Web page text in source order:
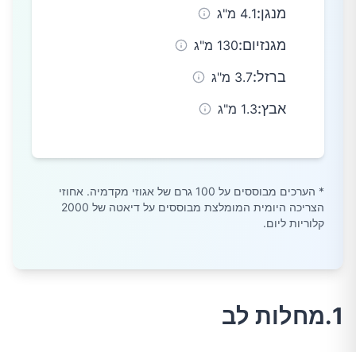
מנגן:4.1 מ"ג
מגנזיום:130 מ"ג
ברזל:3.7 מ"ג
אבץ:1.3 מ"ג
* הערכים מבוססים על 100 גרם של אגוזי מקדמיה. אחוזי
הצריכה היומית המומלצת מבוססים על דיאטה של 2000
קלוריות ליום.
1.מחלות לב